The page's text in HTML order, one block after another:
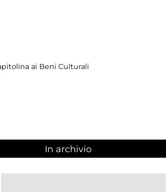
ai Beni Culturali
In archivio